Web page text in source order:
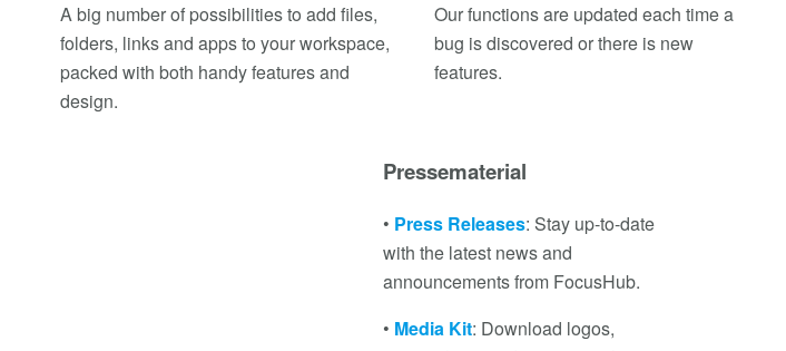
A big number of possibilities to add files,
folders, links and apps to your workspace,
packed with both handy features and
design.
Our functions are updated each time a
bug is discovered or there is new
features.
Pressematerial
• Press Releases: Stay up-to-date
with the latest news and
announcements from FocusHub.
• Media Kit: Download logos,